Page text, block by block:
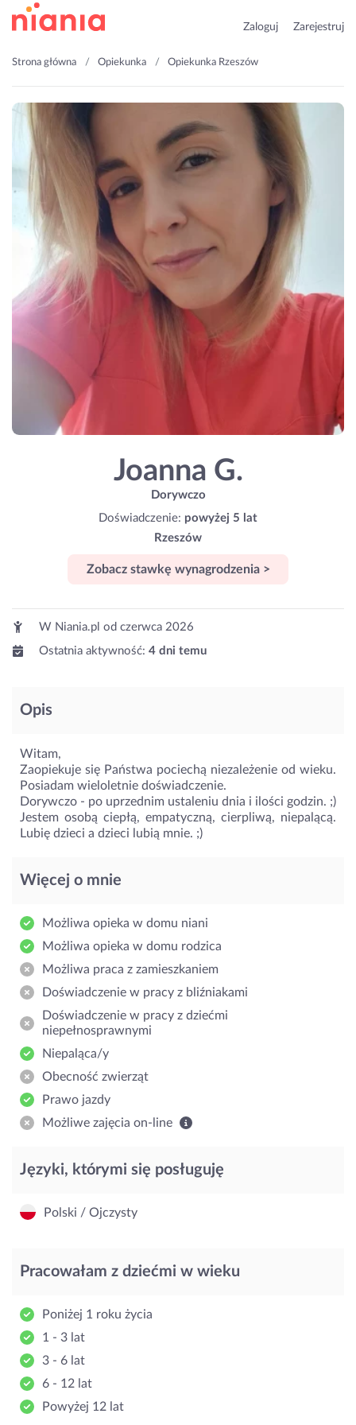
Zaloguj Zarejestruj
Strona główna Opiekunka Opiekunka Rzeszów
Joanna G.
Dorywczo
Doświadczenie: powyżej 5 lat
Rzeszów
Zobacz stawkę wynagrodzenia >
W Niania.pl od czerwca 2026
Ostatnia aktywność: 4 dni temu
Opis
Witam,
Zaopiekuje się Państwa pociechą niezależenie od wieku.
Posiadam wieloletnie doświadczenie.
Dorywczo - po uprzednim ustaleniu dnia i ilości godzin. ;)
Jestem osobą ciepłą, empatyczną, cierpliwą, niepalącą.
Lubię dzieci a dzieci lubią mnie. ;)
Więcej o mnie
Możliwa opieka w domu niani
Możliwa opieka w domu rodzica
Możliwa praca z zamieszkaniem
Doświadczenie w pracy z bliźniakami
Doświadczenie w pracy z dziećmi
niepełnosprawnymi
Niepaląca/y
Obecność zwierząt
Prawo jazdy
Możliwe zajęcia on-line
Języki, którymi się posługuję
Polski / Ojczysty
Pracowałam z dziećmi w wieku
Poniżej 1 roku życia
1 - 3 lat
3 - 6 lat
6 - 12 lat
Powyżej 12 lat